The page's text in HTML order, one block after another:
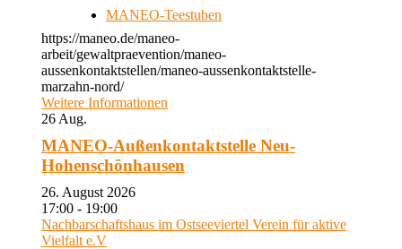
MANEO-Teestuben
https://maneo.de/maneo-
arbeit/gewaltpraevention/maneo-
aussenkontaktstellen/maneo-aussenkontaktstelle-
marzahn-nord/
Weitere Informationen
26 Aug.
MANEO-Außenkontaktstelle Neu-
Hohenschönhausen
26. August 2026
17:00 - 19:00
Nachbarschaftshaus im Ostseeviertel Verein für aktive
Vielfalt e.V